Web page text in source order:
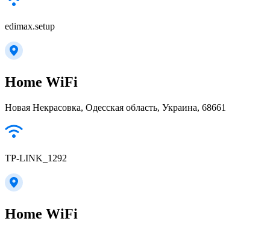
edimax.setup
Home WiFi
Новая Некрасовка, Одесская область, Украина, 68661
TP-LINK_1292
Home WiFi